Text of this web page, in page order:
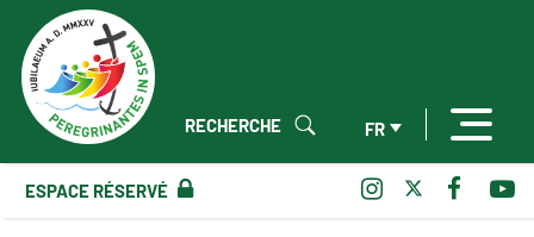
FR
RECHERCHE
ESPACE RÉSERVÉ